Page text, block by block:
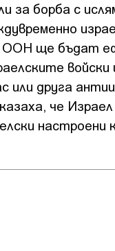
за борба с
ООН ще бъдат
друга
че
настроени